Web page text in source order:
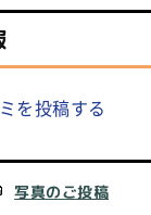
を投稿する
写真のご投稿